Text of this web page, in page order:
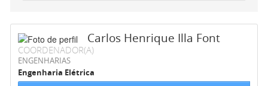
Carlos Henrique Illa Font
COORDENADOR(A)
ENGENHARIAS
Engenharia Elétrica